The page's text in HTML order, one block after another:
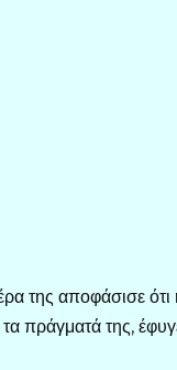
της αποφάσισε
της, έφυγε